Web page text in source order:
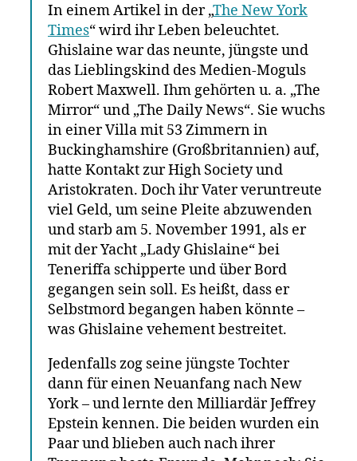
In einem Artikel in der „The New York
Times“ wird ihr Leben beleuchtet.
Ghislaine war das neunte, jüngste und
das Lieblingskind des Medien-Moguls
Robert Maxwell. Ihm gehörten u. a. „The
Mirror“ und „The Daily News“. Sie wuchs
in einer Villa mit 53 Zimmern in
Buckinghamshire (Großbritannien) auf,
hatte Kontakt zur High Society und
Aristokraten. Doch ihr Vater veruntreute
viel Geld, um seine Pleite abzuwenden
und starb am 5. November 1991, als er
mit der Yacht „Lady Ghislaine“ bei
Teneriffa schipperte und über Bord
gegangen sein soll. Es heißt, dass er
Selbstmord begangen haben könnte –
was Ghislaine vehement bestreitet.
Jedenfalls zog seine jüngste Tochter
dann für einen Neuanfang nach New
York – und lernte den Milliardär Jeffrey
Epstein kennen. Die beiden wurden ein
Paar und blieben auch nach ihrer